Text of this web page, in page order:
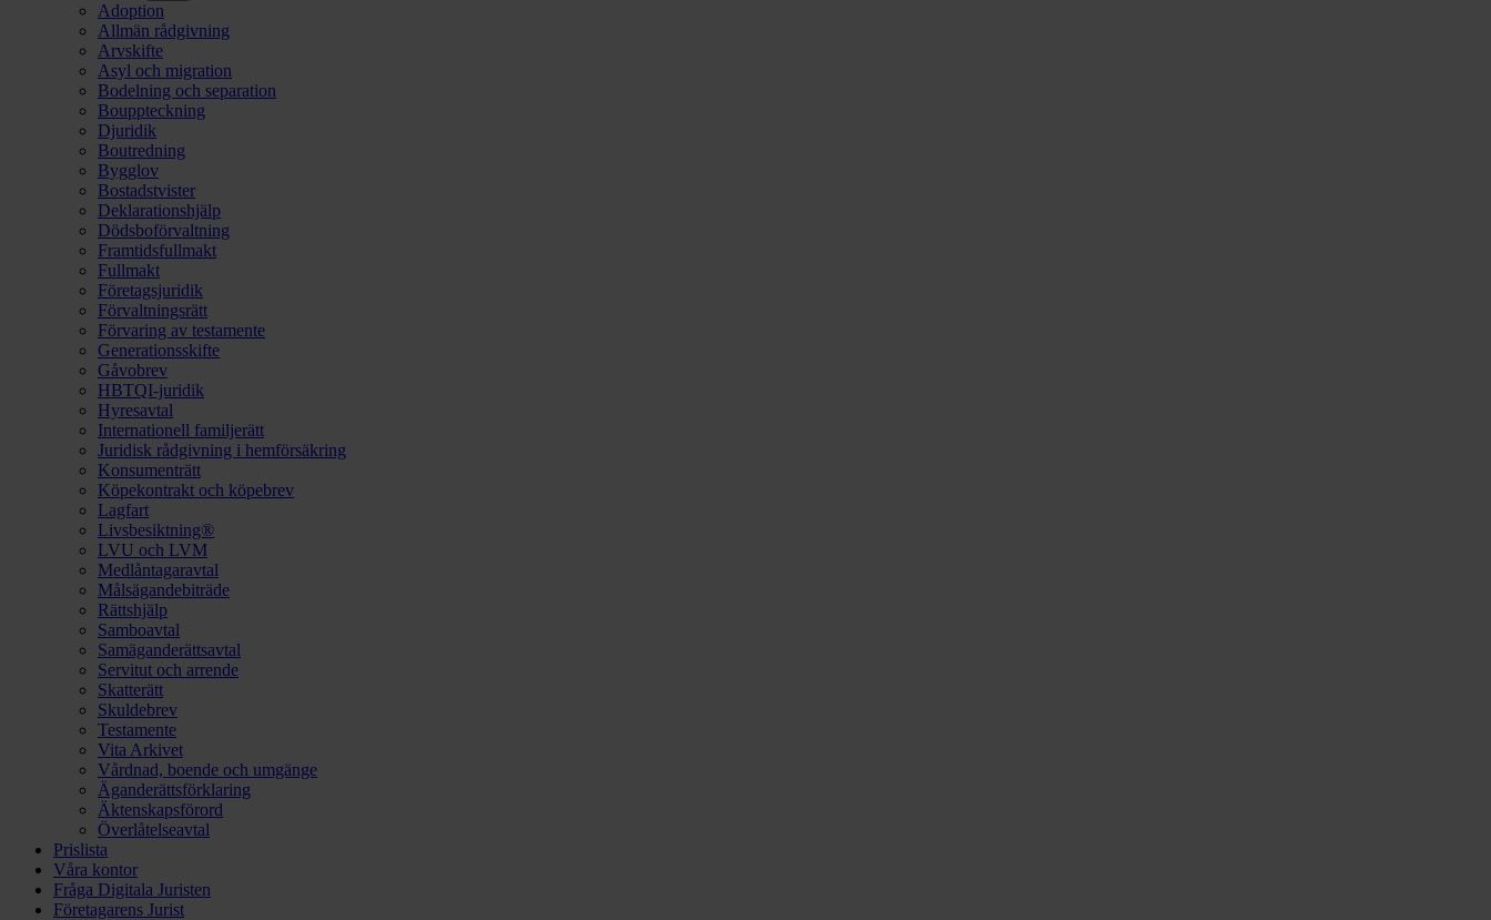
Adoption
Allmän rådgivning
Arvskifte
Asyl och migration
Bodelning och separation
Bouppteckning
Djuridik
Boutredning
Bygglov
Bostadstvister
Deklarationshjälp
Dödsboförvaltning
Framtidsfullmakt
Fullmakt
Företagsjuridik
Förvaltningsrätt
Förvaring av testamente
Generationsskifte
Gåvobrev
HBTQI-juridik
Hyresavtal
Internationell familjerätt
Juridisk rådgivning i hemförsäkring
Konsumenträtt
Köpekontrakt och köpebrev
Lagfart
Livsbesiktning®
LVU och LVM
Medlåntagaravtal
Målsägandebiträde
Rättshjälp
Samboavtal
Samäganderättsavtal
Servitut och arrende
Skatterätt
Skuldebrev
Testamente
Vita Arkivet
Vårdnad, boende och umgänge
Äganderättsförklaring
Äktenskapsförord
Överlåtelseavtal
Prislista
Våra kontor
Fråga Digitala Juristen
Företagarens Jurist